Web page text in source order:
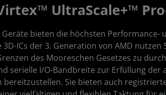
UltraScale+™
Geräte bieten die höchsten
3D-ICs der 3. Generation von AMD nutzen
des Mooreschen Gesetzes zu
serielle I/O-Bandbreite zur Erfüllung der
Sie bieten auch